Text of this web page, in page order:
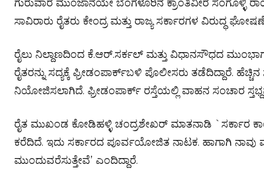
ಗುರುವಾರ ಮುಂಜಾನೆಯೇ ಬೆಂಗಳೂರಿನ ಕ್ರಾಂತಿವೀರ ಸಂಗೊಳ್ಳಿ
ಸಾವಿರಾರು ರೈತರು ಕೇಂದ್ರ ಮತ್ತು ರಾಜ್ಯ ಸರ್ಕಾರಗಳ ವಿರುದ್ಧ
ರೈಲು ನಿಲ್ದಾಣದಿಂದ ಕೆ.ಆರ್.ಸರ್ಕಲ್ ಮತ್ತು ವಿಧಾನಸೌಧದ
ರೈತರನ್ನು ಸದ್ಯಕ್ಕೆ ಫ್ರೀಡಂಪಾರ್ಕ್‌ಬಳಿ ಪೊಲೀಸರು ತಡೆದಿದ್ದಾರೆ.
ನಿಯೋಜಿಸಲಾಗಿದೆ. ಫ್ರೀಡಂಪಾರ್ಕ್ ರಸ್ತೆಯಲ್ಲಿ ವಾಹನ ಸಂಚಾರ
ರೈತ ಮುಖಂಡ ಕೋಡಿಹಳ್ಳಿ ಚಂದ್ರಶೇಖರ್ ಮಾತನಾಡಿ `ಸರ್ಕಾರ
ಕರೆದಿದೆ. ಇದು ಸರ್ಕಾರದ ಪೂರ್ವಯೋಜಿತ ನಾಟಕ. ಹಾಗಾಗಿ ನಾವು
ಮುಂದುವರೆಸುತ್ತೇವೆ’ ಎಂದಿದ್ದಾರೆ.